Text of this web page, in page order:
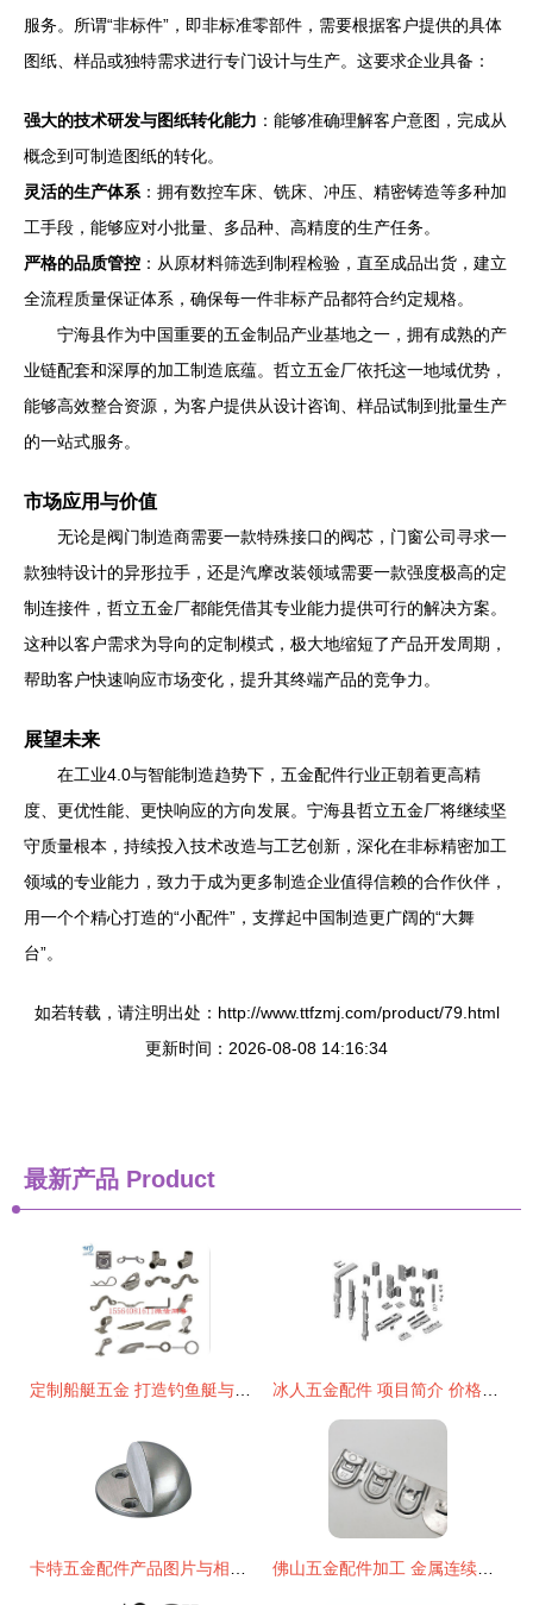
服务。所谓“非标件”，即非标准零部件，需要根据客户提供的具体
图纸、样品或独特需求进行专门设计与生产。这要求企业具备：
强大的技术研发与图纸转化能力 ：能够准确理解客户意图，完成从
概念到可制造图纸的转化。
灵活的生产体系 ：拥有数控车床、铣床、冲压、精密铸造等多种加
工手段，能够应对小批量、多品种、高精度的生产任务。
严格的品质管控 ：从原材料筛选到制程检验，直至成品出货，建立
全流程质量保证体系，确保每一件非标产品都符合约定规格。
宁海县作为中国重要的五金制品产业基地之一，拥有成熟的产
业链配套和深厚的加工制造底蕴。哲立五金厂依托这一地域优势，
能够高效整合资源，为客户提供从设计咨询、样品试制到批量生产
的一站式服务。
市场应用与价值
无论是阀门制造商需要一款特殊接口的阀芯，门窗公司寻求一
款独特设计的异形拉手，还是汽摩改装领域需要一款强度极高的定
制连接件，哲立五金厂都能凭借其专业能力提供可行的解决方案。
这种以客户需求为导向的定制模式，极大地缩短了产品开发周期，
帮助客户快速响应市场变化，提升其终端产品的竞争力。
展望未来
在工业4.0与智能制造趋势下，五金配件行业正朝着更高精
度、更优性能、更快响应的方向发展。宁海县哲立五金厂将继续坚
守质量根本，持续投入技术改造与工艺创新，深化在非标精密加工
领域的专业能力，致力于成为更多制造企业值得信赖的合作伙伴，
用一个个精心打造的“小配件”，支撑起中国制造更广阔的“大舞
台”。
如若转载，请注明出处：http://www.ttfzmj.com/product/79.html
更新时间：2026-08-08 14:16:34
最新产品 Product